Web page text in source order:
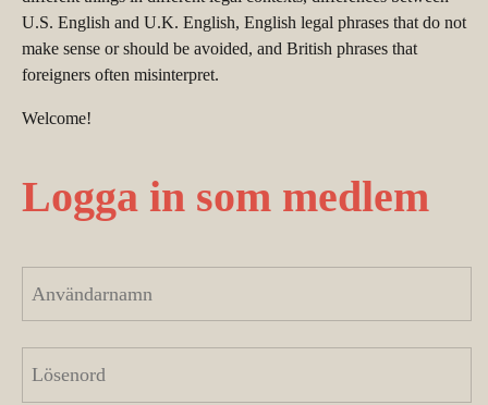
U.S. English and U.K. English, English legal phrases that do not
make sense or should be avoided, and British phrases that
foreigners often misinterpret.
Welcome!
Logga in som medlem